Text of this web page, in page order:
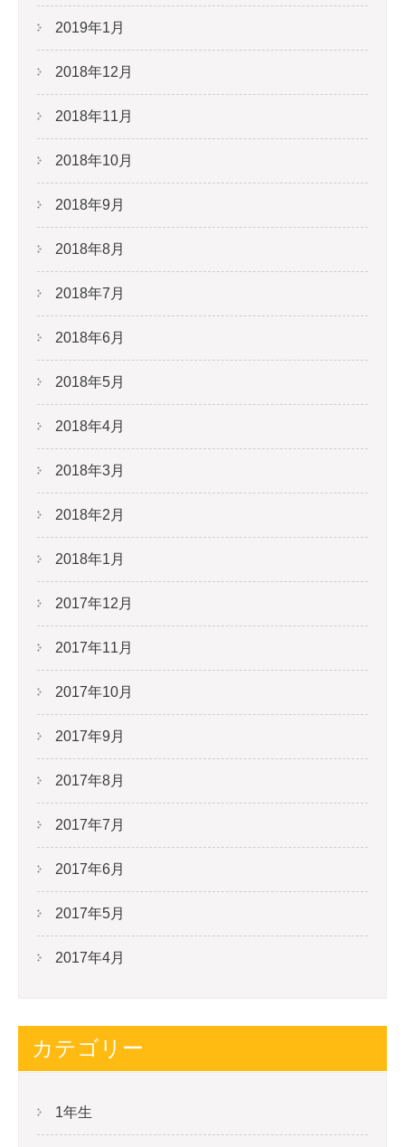
2019年1月
2018年12月
2018年11月
2018年10月
2018年9月
2018年8月
2018年7月
2018年6月
2018年5月
2018年4月
2018年3月
2018年2月
2018年1月
2017年12月
2017年11月
2017年10月
2017年9月
2017年8月
2017年7月
2017年6月
2017年5月
2017年4月
カテゴリー
1年生